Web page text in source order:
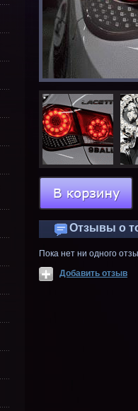
Отзывы о
Пока нет ни одного
Добавить отзыв